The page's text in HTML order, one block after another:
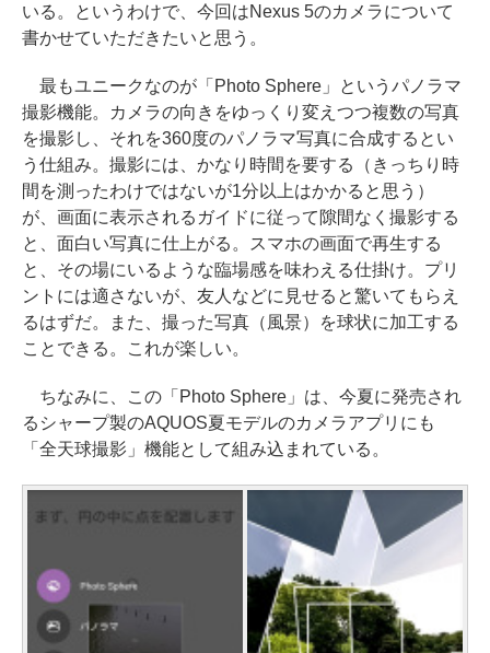
いる。というわけで、今回はNexus 5のカメラについて
書かせていただきたいと思う。
最もユニークなのが「Photo Sphere」というパノラマ
撮影機能。カメラの向きをゆっくり変えつつ複数の写真
を撮影し、それを360度のパノラマ写真に合成するとい
う仕組み。撮影には、かなり時間を要する（きっちり時
間を測ったわけではないが1分以上はかかると思う）
が、画面に表示されるガイドに従って隙間なく撮影する
と、面白い写真に仕上がる。スマホの画面で再生する
と、その場にいるような臨場感を味わえる仕掛け。プリ
ントには適さないが、友人などに見せると驚いてもらえ
るはずだ。また、撮った写真（風景）を球状に加工する
ことできる。これが楽しい。
ちなみに、この「Photo Sphere」は、今夏に発売され
るシャープ製のAQUOS夏モデルのカメラアプリにも
「全天球撮影」機能として組み込まれている。